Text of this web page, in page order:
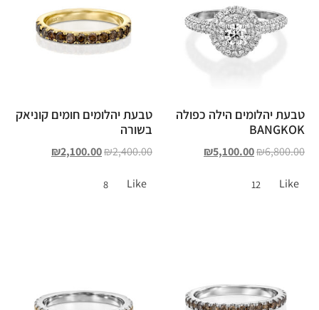
טבעת יהלומים הילה כפולה
BANGKOK
₪6,800.00
₪5,100.00
Like
12
טבעת יהלומים חומים קוניאק
בשורה
₪2,400.00
₪2,100.00
Like
8